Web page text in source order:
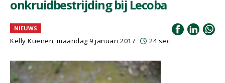
onkruidbestrijding bij Lecoba
NIEUWS
Kelly Kuenen, maandag 9 januari 2017 24 sec